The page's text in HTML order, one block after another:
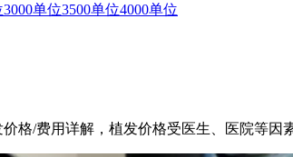
3000单位3500单位4000单位
格/费用详解，植发价格受医生、医院等